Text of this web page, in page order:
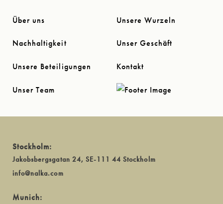
Über uns Unsere Wurzeln
Nachhaltigkeit Unser Geschäft
Unsere Beteiligungen Kontakt
Unser Team
Stockholm:
Jakobsbergsgatan 24, SE-111 44 Stockholm
info@nalka.com
Munich: